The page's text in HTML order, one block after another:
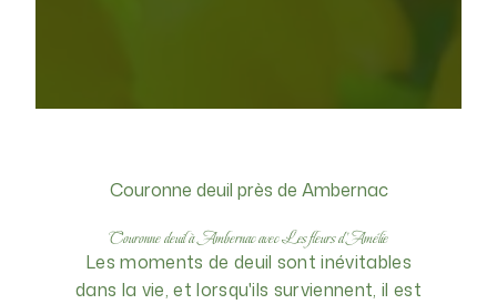
Couronne deuil près de Ambernac
Couronne deuil à Ambernac avec Les fleurs d'Amélie
Les moments de deuil sont inévitables
dans la vie, et lorsqu'ils surviennent, il est